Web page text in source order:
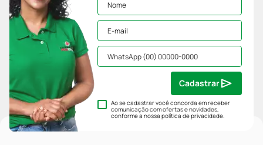
Ao se cadastrar você concorda em receber
comunicação com ofertas e novidades,
conforme a nossapolítica de privacidade.
Cadastrar